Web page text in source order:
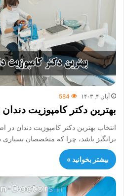
آبان ۴, ۱۴۰۳ 584
بهترین دکتر کامپوزیت
انتخاب بهترین دکتر کامپوزیت دندان
برانگیز باشد، چرا که متخصصان بسیاری
بیشتر بخوانید »